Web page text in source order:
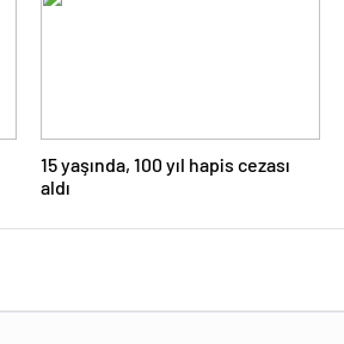
15 yaşında, 100 yıl hapis cezası
aldı